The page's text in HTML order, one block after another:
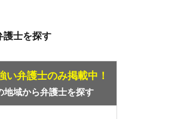
護士を探す
い弁護士のみ掲載中！
地域から弁護士を探す